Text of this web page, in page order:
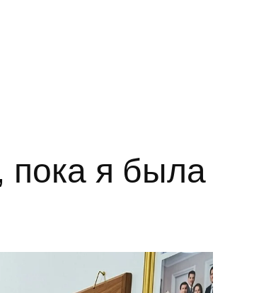
пока я была